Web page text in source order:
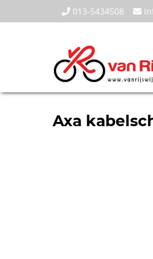
013-5434508
Axa